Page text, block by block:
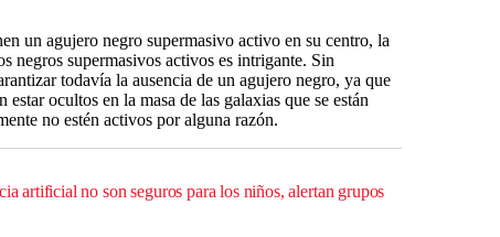
un agujero negro supermasivo activo en su centro, la
negros supermasivos activos es intrigante. Sin
todavía la ausencia de un agujero negro, ya que
ocultos en la masa de las galaxias que se están
no estén activos por alguna razón.
artificial no son seguros para los niños, alertan grupos